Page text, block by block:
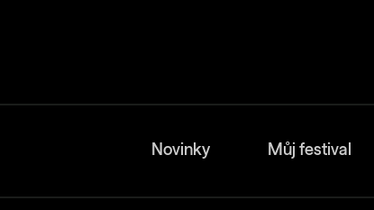
Novinky Můj festival